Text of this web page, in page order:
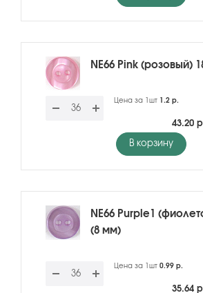
NE66 Pink (розовый)
Цена за 1шт 1.2 р.
43.20
В корзину
NE66 Purple1
(8 мм)
Цена за 1шт 0.99 р.
35.64